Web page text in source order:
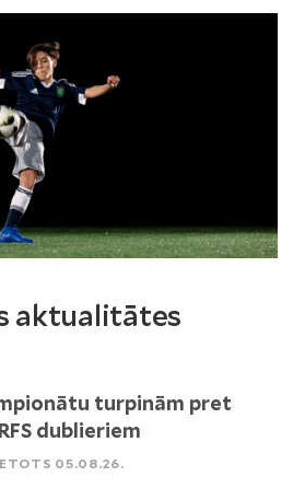
aktualitātes
turpinām pret
dublieriem
05.08.26.